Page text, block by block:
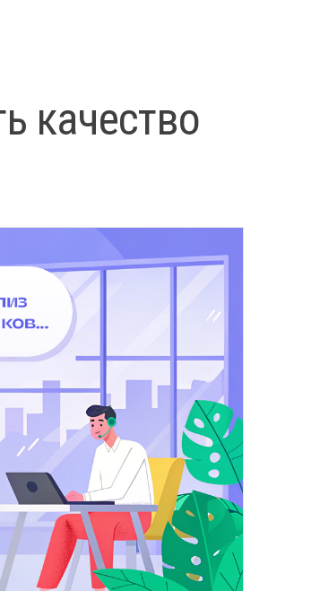
качество